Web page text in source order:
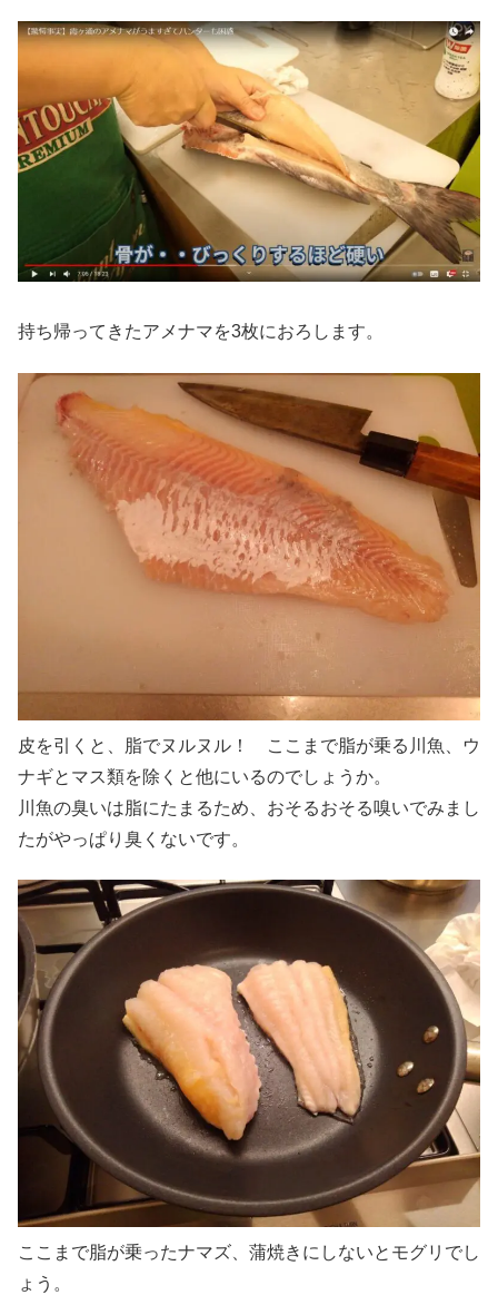
持ち帰ってきたアメナマを3枚におろします。
皮を引くと、脂でヌルヌル！ ここまで脂が乗る川魚、ウ
ナギとマス類を除くと他にいるのでしょうか。
川魚の臭いは脂にたまるため、おそるおそる嗅いでみまし
たがやっぱり臭くないです。
ここまで脂が乗ったナマズ、蒲焼きにしないとモグリでし
ょう。